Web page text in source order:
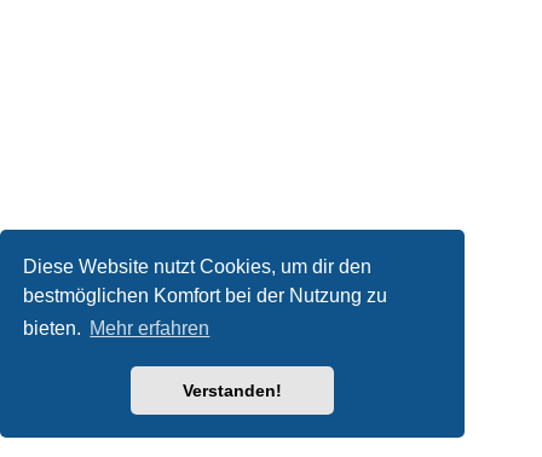
Diese Website nutzt Cookies, um dir den
bestmöglichen Komfort bei der Nutzung zu
bieten. Mehr erfahren
Verstanden!